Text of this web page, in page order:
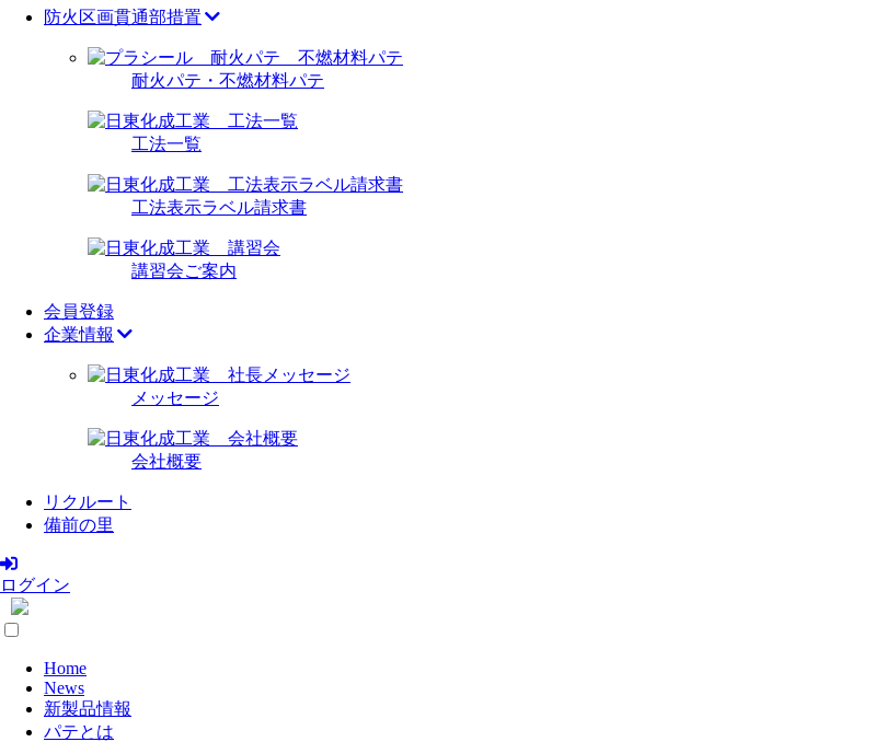
防火区画貫通部措置
耐火パテ・不燃材料パテ
工法一覧
工法表示ラベル請求書
講習会ご案内
会員登録
企業情報
メッセージ
会社概要
リクルート
備前の里
ログイン
Home
News
新製品情報
パテとは